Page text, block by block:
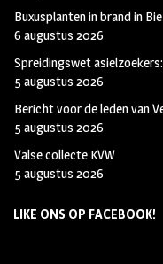
Buxusplanten in brand in
6 augustus 2026
Spreidingswet
5 augustus 2026
Bericht voor de leden van
5 augustus 2026
Valse collecte KVW
5 augustus 2026
LIKE ONS OP FACEBOOK!